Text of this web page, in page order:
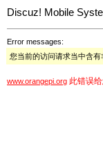
Discuz! Mobile
Error messages:
您当前的访问请求当中含
www.orangepi.org 此错误